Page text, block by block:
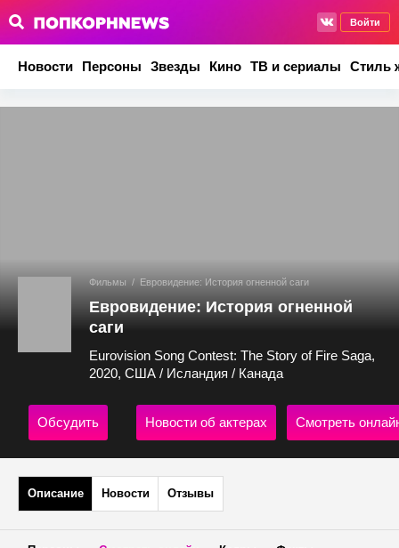
Войти
Новости Персоны Звезды Кино ТВ и сериалы Стиль
Фильмы / Евровидение: История огненной саги
Евровидение: История огненной
саги
Eurovision Song Contest: The Story of Fire Saga,
2020, США / Исландия / Канада
Обсудить Новости об актерах Смотреть
Описание Новости Отзывы